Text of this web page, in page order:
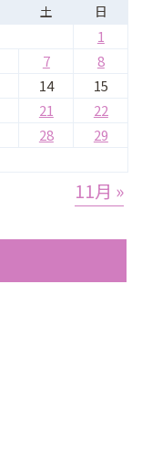
土 日
1
7
8
14
15
21
22
28
29
11月 »